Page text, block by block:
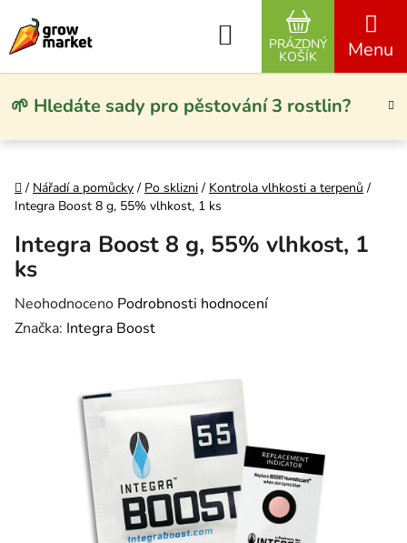
🌱 Hledáte sady pro pěstování 3 rostlin?
Hledat
NÁKUPNÍ
PRÁZDNÝ
KOŠÍK
Domů
/ Nářadí a pomůcky / Po sklizni / Kontrola vlhkosti a terpenů /
Integra Boost 8 g, 55% vlhkost, 1 ks
Integra Boost 8 g, 55% vlhkost, 1
ks
Průměrné hodnocení produktu je 0,0 z 5 hvězdiček.
Neohodnoceno Podrobnosti hodnocení
Značka: Integra Boost